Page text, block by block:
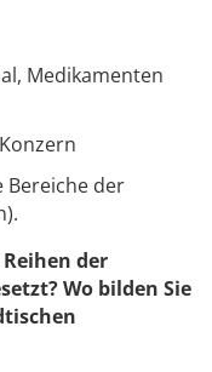
Medikamenten
Bereiche der
der
Wo bilden Sie